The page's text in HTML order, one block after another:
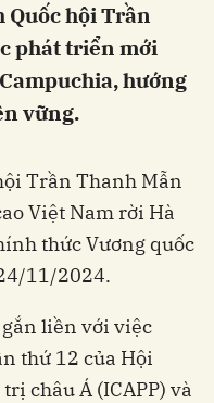
Quốc hội Trần
phát triển mới
hướng
vững.
Trần Thanh Mẫn
Việt Nam rời Hà
thức Vương quốc
11/2024.
liền với việc
thứ 12 của Hội
châu Á (ICAPP) và
Hủy